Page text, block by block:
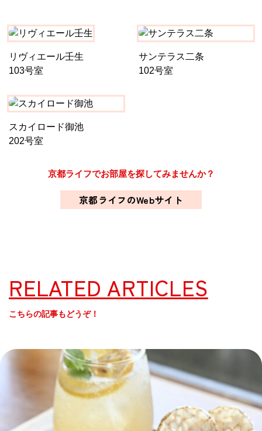
リヴィエール壬生
103号室
サンテラス二条
102号室
スカイロード御池
202号室
京都ライフでお部屋を探してみませんか？
京都ライフのWebサイト
RELATED ARTICLES
こちらの記事もどうぞ！